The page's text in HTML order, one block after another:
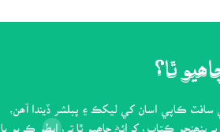
ٿا؟
ڪاپي اسان کي ليکڪ ۽ پبلشر ڏيندا آھن،
پنھنجو ڪتاب رکرائڻ چاھيو ٿا تہ رابطو ڪريو يا